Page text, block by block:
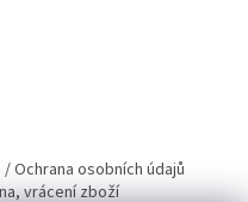
/ Ochrana osobních údajů
vrácení zboží